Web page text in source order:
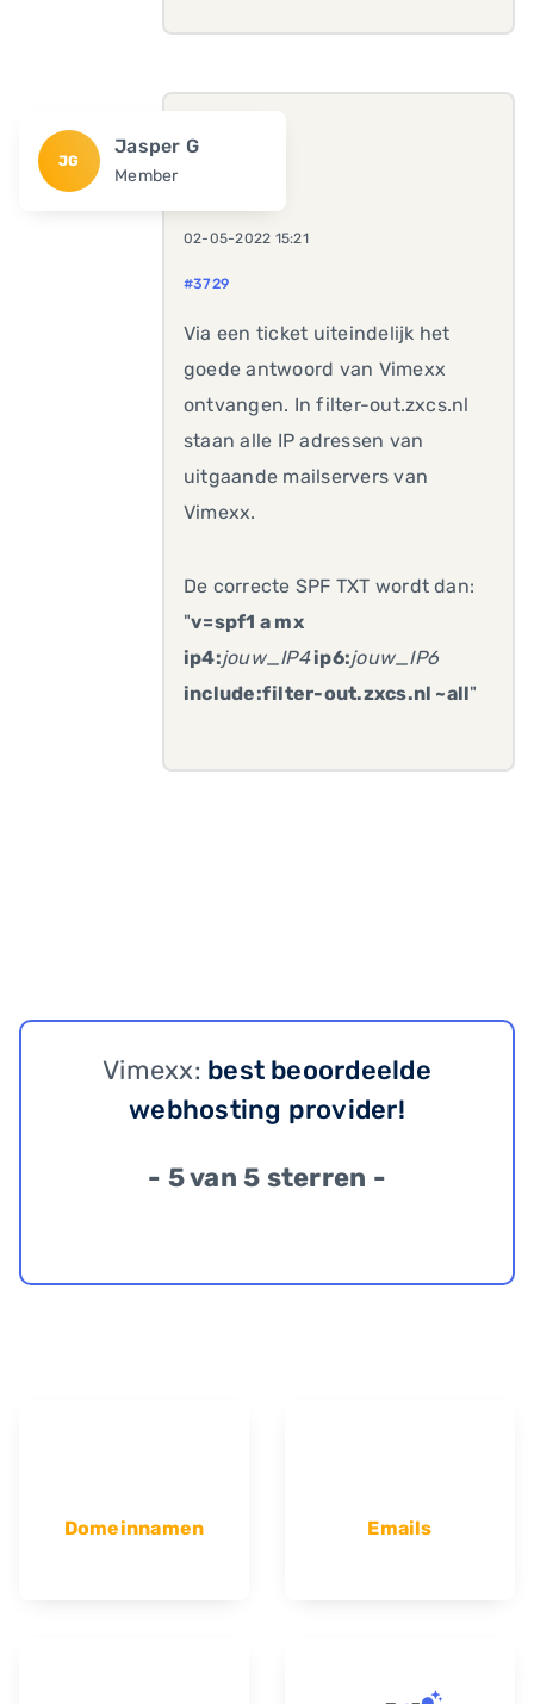
JG
Jasper G
Member
02-05-2022 15:21
#3729
Via een ticket uiteindelijk het
goede antwoord van Vimexx
ontvangen. In filter-out.zxcs.nl
staan alle IP adressen van
uitgaande mailservers van
Vimexx.
De correcte SPF TXT wordt dan:
"v=spf1 a mx
ip4:jouw_IP4ip6:jouw_IP6
include:filter-out.zxcs.nl ~all"
Vimexx: best beoordeelde
webhosting provider!
- 5 van 5 sterren -
Domeinnamen Emails